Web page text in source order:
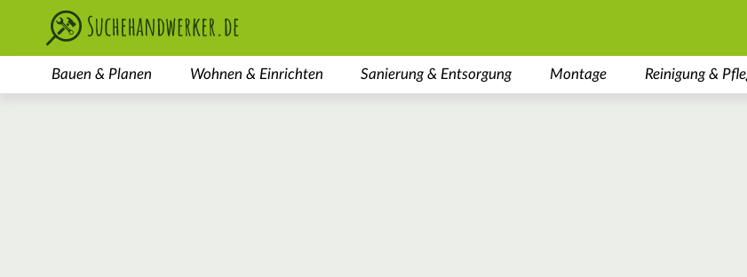
Bauen & Planen Wohnen & Einrichten Sanierung & Entsorgung Montage Reinigung &